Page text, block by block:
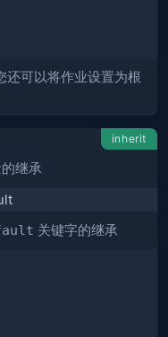
还可以将作业设置为根
inherit
继承
关键字的继承